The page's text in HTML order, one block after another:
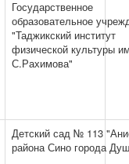
Государственное
образовательное
"Таджикский институт
физической культуры
С.Рахимова"
Детский сад № 113
района Сино города